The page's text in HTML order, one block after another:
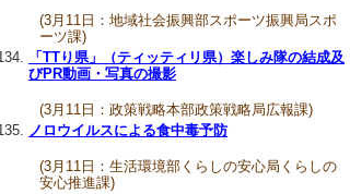
(3月11日：地域社会振興部スポーツ振興局スポ
ーツ課)
「TTり県」（ティッティリ県）楽しみ隊の結成及
びPR動画・写真の撮影
(3月11日：政策戦略本部政策戦略局広報課)
ノロウイルスによる食中毒予防
(3月11日：生活環境部くらしの安心局くらしの
安心推進課)